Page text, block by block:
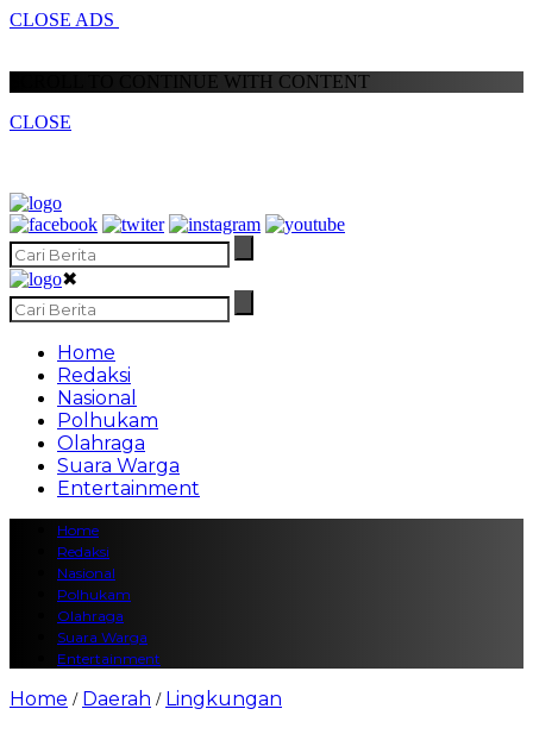
CLOSE ADS
SCROLL TO CONTINUE WITH CONTENT
CLOSE
✖
Home
Redaksi
Nasional
Polhukam
Olahraga
Suara Warga
Entertainment
Home
Redaksi
Nasional
Polhukam
Olahraga
Suara Warga
Entertainment
Home / Daerah / Lingkungan